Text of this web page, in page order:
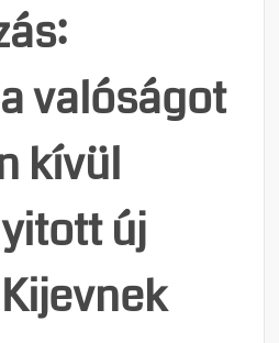
valóságot
kívül
új